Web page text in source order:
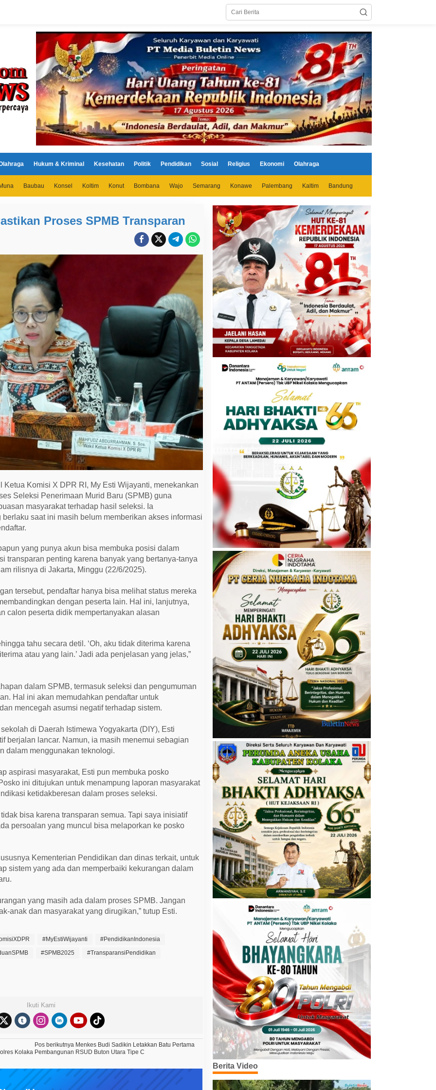
Hukum & Kriminal Kesehatan Politik Pendidikan Sosial Religius Ekonomi Olahraga
Baubau Konsel Koltim Konut Bombana Wajo Semarang Konawe Palembang Kaltim Bandung
Proses SPMB Transparan
Ketua Komisi X DPR RI, My Esti Wijayanti, menekankan
Seleksi Penerimaan Murid Baru (SPMB) guna
masyarakat terhadap hasil seleksi. Ia
saat ini masih belum memberikan akses informasi
yang punya akun bisa membuka posisi dalam
transparan penting karena banyak yang bertanya-tanya
rilisnya di Jakarta, Minggu (22/6/2025).
tersebut, pendaftar hanya bisa melihat status mereka
dengan peserta lain. Hal ini, lanjutnya,
calon peserta didik mempertanyakan alasan
tahu secara detil. ‘Oh, aku tidak diterima karena
atau yang lain.’ Jadi ada penjelasan yang jelas,”
dalam SPMB, termasuk seleksi dan pengumuman
Hal ini akan memudahkan pendaftar untuk
mencegah asumsi negatif terhadap sistem.
di Daerah Istimewa Yogyakarta (DIY), Esti
berjalan lancar. Namun, ia masih menemui sebagian
dalam menggunakan teknologi.
aspirasi masyarakat, Esti pun membuka posko
ini ditujukan untuk menampung laporan masyarakat
ketidakberesan dalam proses seleksi.
bisa karena transparan semua. Tapi saya inisiatif
persoalan yang muncul bisa melaporkan ke posko
Kementerian Pendidikan dan dinas terkait, untuk
sistem yang ada dan memperbaiki kekurangan dalam
yang masih ada dalam proses SPMB. Jangan
anak dan masyarakat yang dirugikan,” tutup Esti.
#MyEstiWijayanti
#PendidikanIndonesia
#SPMB2025
#TransparansiPendidikan
Ikuti Kami
Kolaka
Pos berikutnya Menkes Budi Sadikin Letakkan Batu Pertama
Pembangunan RSUD Buton Utara Tipe C
Berita Video